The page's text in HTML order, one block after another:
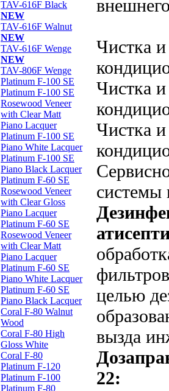
TAV-616F Black
NEW
TAV-616F Walnut
NEW
TAV-616F Wenge
NEW
TAV-806F Wenge
Platinum F-100 SE
Platinum F-100 SE
Rosewood Veneer
with Clear Matt
Piano Lacquer
Platinum F-100 SE
Piano White Lacquer
Platinum F-100 SE
Piano Black Lacquer
Platinum F-60 SE
Rosewood Veneer
with Clear Gloss
Piano Lacquer
Platinum F-60 SE
Rosewood Veneer
with Clear Matt
Piano Lacquer
Platinum F-60 SE
Piano White Lacquer
Platinum F-60 SE
Piano Black Lacquer
Coral F-80 Walnut
Wood
Coral F-80 High
Gloss White
Coral F-80
Platinum F-120
Platinum F-100
Platinum F-80
Чистка
Чистка
Чистка
системы
целью
вызда
22: